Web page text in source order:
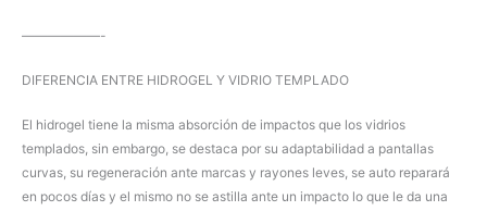
——————-
DIFERENCIA ENTRE HIDROGEL Y VIDRIO TEMPLADO
El hidrogel tiene la misma absorción de impactos que los vidrios
templados, sin embargo, se destaca por su adaptabilidad a pantallas
curvas, su regeneración ante marcas y rayones leves, se auto reparará
en pocos días y el mismo no se astilla ante un impacto lo que le da una